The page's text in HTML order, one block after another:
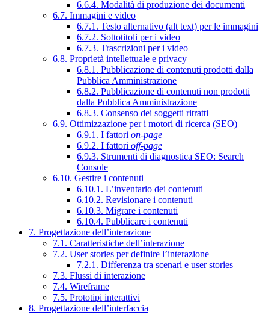
6.6.4. Modalità di produzione dei documenti
6.7. Immagini e video
6.7.1. Testo alternativo (alt text) per le immagini
6.7.2. Sottotitoli per i video
6.7.3. Trascrizioni per i video
6.8. Proprietà intellettuale e privacy
6.8.1. Pubblicazione di contenuti prodotti dalla
Pubblica Amministrazione
6.8.2. Pubblicazione di contenuti non prodotti
dalla Pubblica Amministrazione
6.8.3. Consenso dei soggetti ritratti
6.9. Ottimizzazione per i motori di ricerca (SEO)
6.9.1. I fattori on-page
6.9.2. I fattori off-page
6.9.3. Strumenti di diagnostica SEO: Search
Console
6.10. Gestire i contenuti
6.10.1. L’inventario dei contenuti
6.10.2. Revisionare i contenuti
6.10.3. Migrare i contenuti
6.10.4. Pubblicare i contenuti
7. Progettazione dell’interazione
7.1. Caratteristiche dell’interazione
7.2. User stories per definire l’interazione
7.2.1. Differenza tra scenari e user stories
7.3. Flussi di interazione
7.4. Wireframe
7.5. Prototipi interattivi
8. Progettazione dell’interfaccia